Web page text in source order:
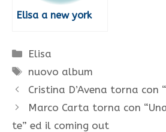
Elisa a new york
Categorie
Elisa
Tag
nuovo album
Cristina D’Avena torna con
Marco Carta torna con
te” ed il coming out